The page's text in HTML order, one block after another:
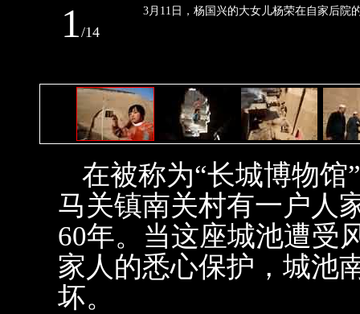
1/14
3月11日，杨国兴的大女儿杨荣在自家后
在被称为“长城博物
马关镇南关村有一户人
60年。当这座城池遭受
家人的悉心保护，城池
坏。